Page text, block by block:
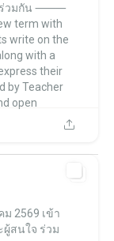
โรงเรียนภัทราวดี หัวหิน แผนกมัธยม Patravadi School Huahin
วมกัน ⸻
term with
write on the
with a
their
by Teacher
open
ม 2569 เข้า
ผู้สนใจ ร่วม